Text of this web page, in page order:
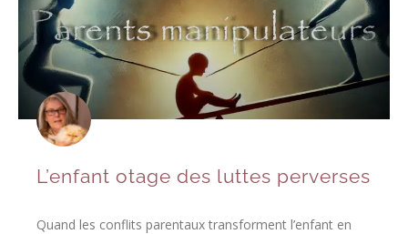
L’enfant otage des luttes perverses
Quand les conflits parentaux transforment l’enfant en